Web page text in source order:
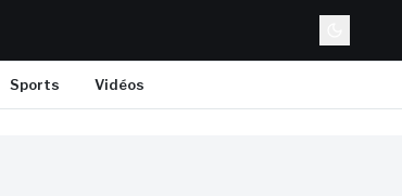
Sports Vidéos